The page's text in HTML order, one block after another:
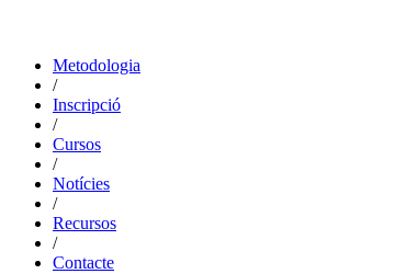
Metodologia
/
Inscripció
/
Cursos
/
Notícies
/
Recursos
/
Contacte